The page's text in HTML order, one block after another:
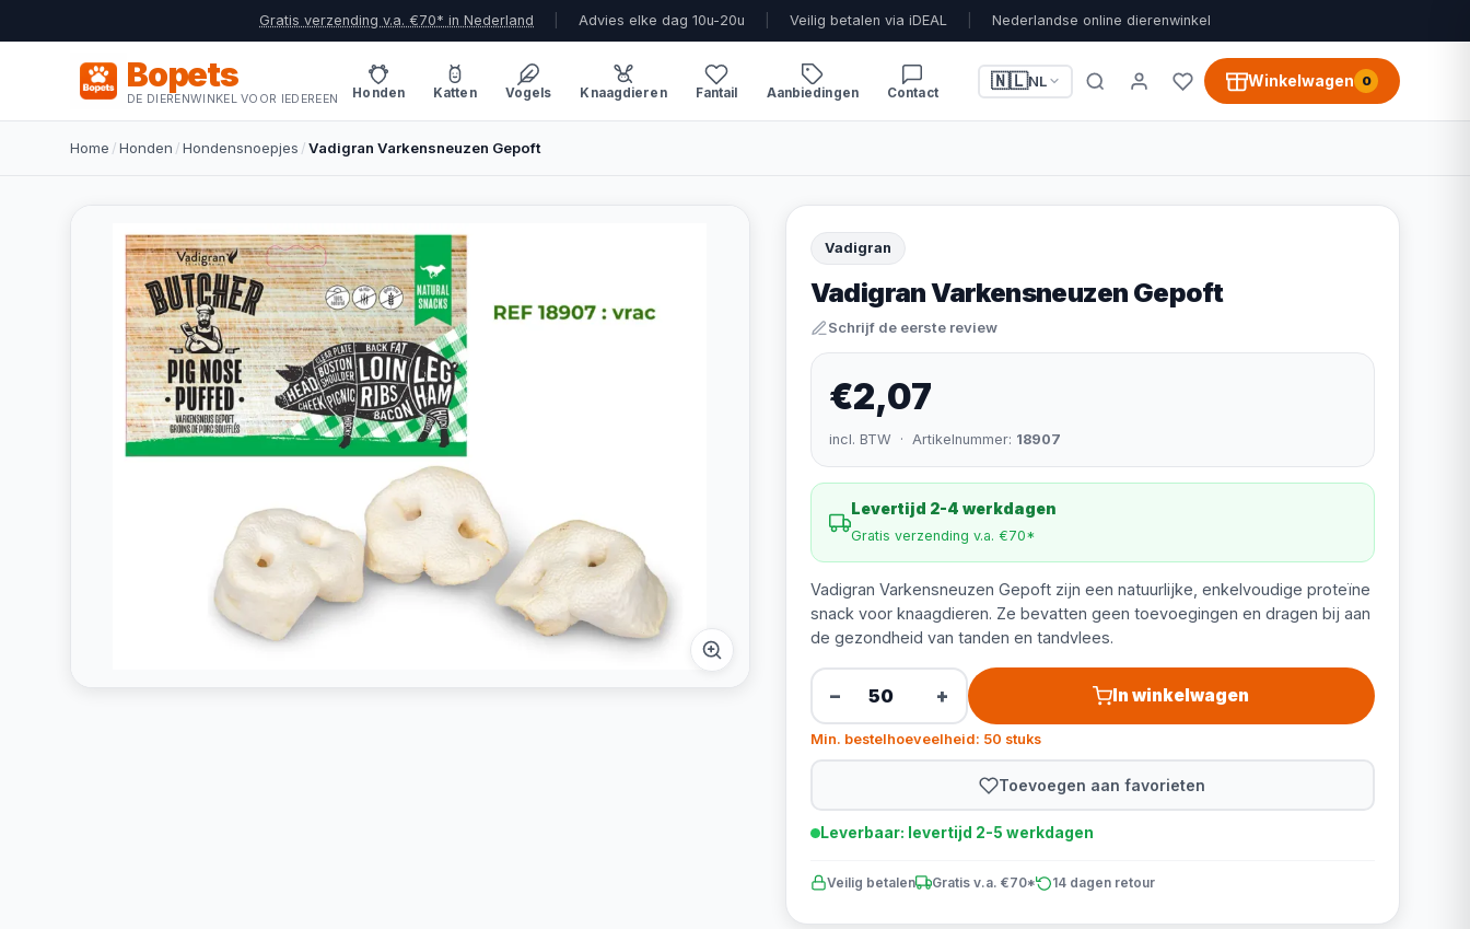
Gratis verzending v.a. €70* in Nederland Advies elke dag 10u-20u Veilig betalen via iDEAL Nederlandse online dierenwinkel
Bopets
DE DIERENWINKEL VOOR IEDEREEN Honden Katten Vogels Knaagdieren Fantail Aanbiedingen Contact
🇳🇱NL Winkelwagen 0
Home /Honden /Hondensnoepjes /Vadigran Varkensneuzen Gepoft
Vadigran
Vadigran Varkensneuzen Gepoft
Schrijf de eerste review
€2,07
incl. BTW · Artikelnummer: 18907
Levertijd 2-4 werkdagen
Gratis verzending v.a. €70*
Vadigran Varkensneuzen Gepoft zijn een natuurlijke, enkelvoudige proteïne
snack voor knaagdieren. Ze bevatten geen toevoegingen en dragen bij aan
de gezondheid van tanden en tandvlees.
− + In winkelwagen
Min. bestelhoeveelheid: 50 stuks
Toevoegen aan favorieten
Leverbaar: levertijd 2-5 werkdagen
Veilig betalen Gratis v.a. €70* 14 dagen retour